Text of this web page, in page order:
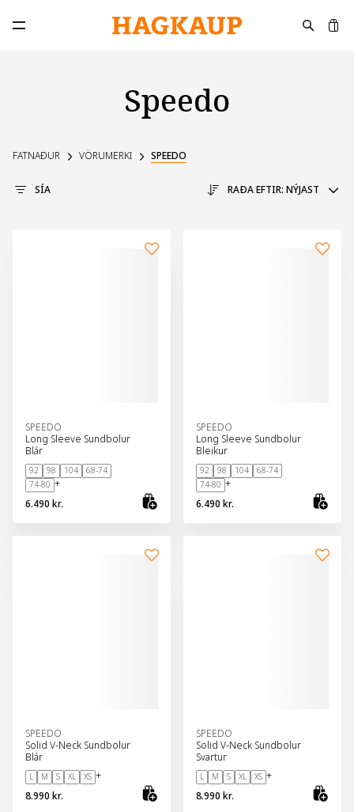
Opna aðalvalmynd
Speedo
FATNAÐUR VÖRUMERKI SPEEDO
SÍA RAÐA EFTIR: NÝJAST
SPEEDO
Long Sleeve Sundbolur
Blár
92 98 104
68-74
74-80 +
6.490 kr.
Skoða vöru
SPEEDO
Long Sleeve Sundbolur
Bleikur
92 98 104
68-74
74-80 +
6.490 kr.
SPEEDO
Solid V-Neck Sundbolur
Blár
L M S XL XS +
8.990 kr.
SPEEDO
Solid V-Neck Sundbolur
Svartur
L M S XL XS +
8.990 kr.